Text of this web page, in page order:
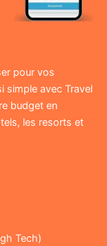
pour vos
simple avec Travel
budget en
les resorts et
Tech)